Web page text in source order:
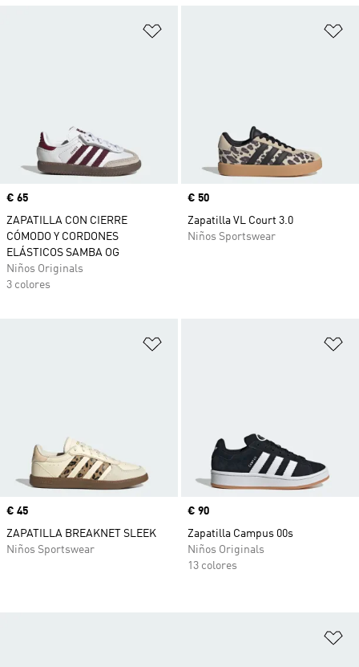
Precio
€ 65
ZAPATILLA CON CIERRE
CÓMODO Y CORDONES
ELÁSTICOS SAMBA OG
Niños Originals
3 colores
Precio
€ 50
Zapatilla VL Court 3.0
Niños Sportswear
Precio
€ 45
ZAPATILLA BREAKNET SLEEK
Niños Sportswear
Precio
€ 90
Zapatilla Campus 00s
Niños Originals
13 colores